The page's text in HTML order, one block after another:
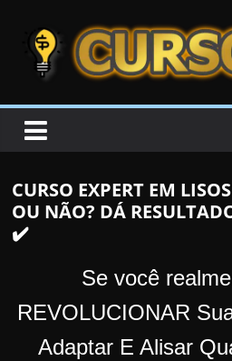
CURSOTOP
s
e
l
e
CURSO EXPERT EM
OU NÃO? DÁ
✔️
Se você
REVOLUCIONAR
Adaptar E Alisar